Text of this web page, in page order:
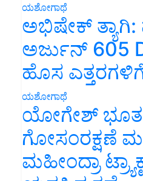
ಯಶೋಗಾಥೆ
ಅಭಿಷೇಕ್ ತ್ಯಾಗಿ:
ಅರ್ಜುನ್ 605
ಹೊಸ
ಯಶೋಗಾಥೆ
ಯೋಗೇಶ್
ಗೋಸಂರಕ್ಷಣೆ
ಮಹೀಂದ್ರಾ